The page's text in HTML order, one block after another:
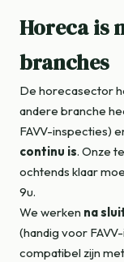
Horeca is
branches
De horecasector
andere branche
FAVV-inspecties)
continu is. Onze
ochtends klaar
9u.
We werken na
(handig voor
compatibel zijn